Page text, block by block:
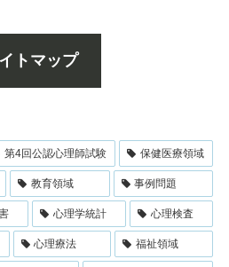
トマップ
第4回公認心理師試験 保健医療領域
教育領域 事例問題
心理学統計 心理検査
心理療法 福祉領域